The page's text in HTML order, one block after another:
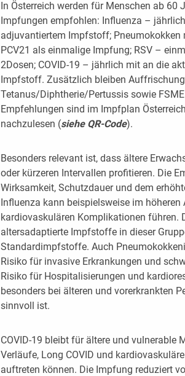
In Österreich werden für Menschen ab 60
Impfungen empfohlen: Influenza –
adjuvantiertem Impfstoff;
PCV21 als einmalige Impfung; RSV –
2Dosen; COVID-19 – jährlich mit an die
Impfstoff. Zusätzlich bleiben
Tetanus/Diphtherie/Pertussis sowie
Empfehlungen sind im Impfplan
nachzulesen (siehe QR-Code).
Besonders relevant ist, dass ältere
oder kürzeren Intervallen profitieren. Die
Wirksamkeit, Schutzdauer und dem
Influenza kann beispielsweise im
kardiovaskulären Komplikationen führen.
altersadaptierte Impfstoffe in dieser
Standardimpfstoffe. Auch
Risiko für invasive Erkrankungen und
Risiko für Hospitalisierungen und
besonders bei älteren und vorerkrankten
sinnvoll ist.
COVID-19 bleibt für ältere und vulnerable
Verläufe, Long COVID und
auftreten können. Die Impfung reduziert